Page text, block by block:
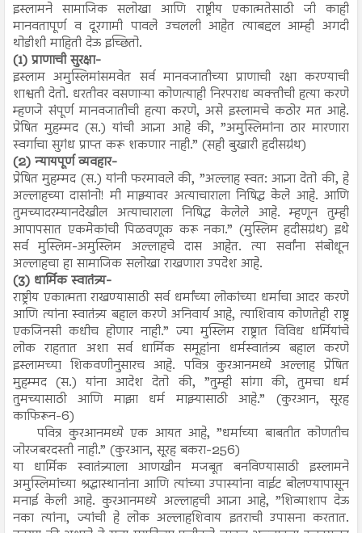
इस्लामने सामाजिक सलोखा आणि राष्ट्रीय एकात्मतेसाठी जी काही
मानवतापूर्ण व दूरगामी पावले उचलली आहेत त्याबद्दल आम्ही अगदी
थोडीशी माहिती देऊ इच्छितो.
(1) प्राणाची सुरक्षा-
इस्लाम अमुस्लिमांसमवेत सर्व मानवजातीच्या प्राणाची रक्षा करण्याची
शाश्वती देतो. धरतीवर वसणाऱ्या कोणत्याही निरपराध व्यक्तीची हत्या करणे
म्हणजे संपूर्ण मानवजातीची हत्या करणे, असे इस्लामचे कठोर मत आहे.
प्रेषित मुहम्मद (स.) यांची आज्ञा आहे की, ”अमुस्लिमांना ठार मारणारा
स्वर्गाचा सुगंध प्राप्त करू शकणार नाही.” (सही बुखारी हदीसग्रंथ)
(2) न्यायपूर्ण व्यवहार-
प्रेषित मुहम्मद (स.) यांनी फरमावले की, ”अल्लाह स्वत: आज्ञा देतो की, हे
अल्लाहच्या दासांनो! मी माझ्यावर अत्याचाराला निषिद्ध केले आहे. आणि
तुमच्यादरम्यानदेखील अत्याचाराला निषिद्ध केलेले आहे. म्हणून तुम्ही
आपापसात एकमेकांची पिळवणूक करू नका.” (मुस्लिम हदीसग्रंथ) इथे
सर्व मुस्लिम-अमुस्लिम अल्लाहचे दास आहेत. त्या सर्वांना संबोधून
अल्लाहचा हा सामाजिक सलोखा राखणारा उपदेश आहे.
(3) धार्मिक स्वातंत्र्य-
राष्ट्रीय एकात्मता राखण्यासाठी सर्व धर्मांच्या लोकांच्या धर्माचा आदर करणे
आणि त्यांना स्वातंत्र्य बहाल करणे अनिवार्य आहे, त्याशिवाय कोणतेही राष्ट्र
एकजिनसी कधीच होणार नाही.” ज्या मुस्लिम राष्ट्रात विविध धर्मियांचे
लोक राहतात अशा सर्व धार्मिक समूहांना धर्मस्वातंत्र्य बहाल करणे
इस्लामच्या शिकवणीनुसारच आहे. पवित्र कुरआनमध्ये अल्लाह प्रेषित
मुहम्मद (स.) यांना आदेश देतो की, ”तुम्ही सांगा की, तुमचा धर्म
तुमच्यासाठी आणि माझा धर्म माझ्यासाठी आहे.” (कुरआन, सूरह
काफिरून-6)
पवित्र कुरआनमध्ये एक आयत आहे, ”धर्माच्या बाबतीत कोणतीच
जोरजबरदस्ती नाही.” (कुरआन, सूरह बकरा-256)
या धार्मिक स्वातंत्र्याला आणखीन मजबूत बनविण्यासाठी इस्लामने
अमुस्लिमांच्या श्रद्धास्थानांना आणि त्यांच्या उपास्यांना वाईट बोलण्यापासून
मनाई केली आहे. कुरआनमध्ये अल्लाहची आज्ञा आहे, ”शिव्याशाप देऊ
नका त्यांना, ज्यांची हे लोक अल्लाहशिवाय इतराची उपासना करतात.